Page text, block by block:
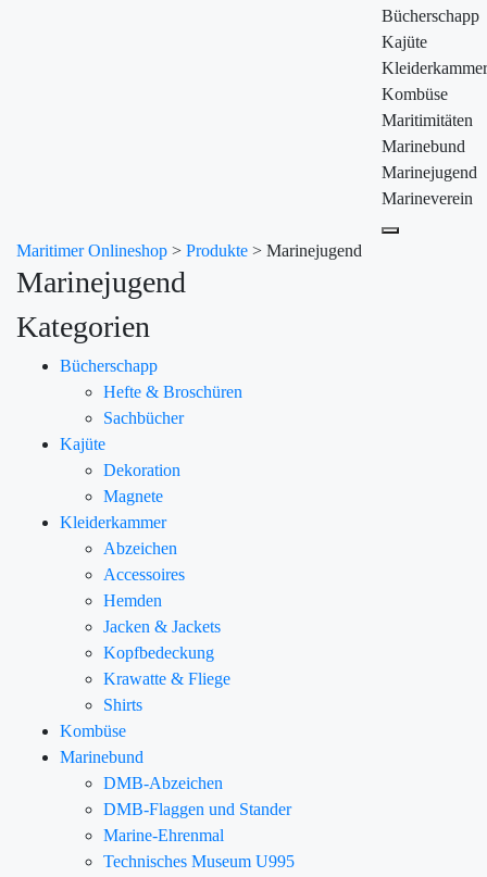
Bücherschapp
Kajüte
Kleiderkammer
Kombüse
Maritimitäten
Marinebund
Marinejugend
Marineverein
Maritimer Onlineshop > Produkte > Marinejugend
Marinejugend
Kategorien
Bücherschapp
Hefte & Broschüren
Sachbücher
Kajüte
Dekoration
Magnete
Kleiderkammer
Abzeichen
Accessoires
Hemden
Jacken & Jackets
Kopfbedeckung
Krawatte & Fliege
Shirts
Kombüse
Marinebund
DMB-Abzeichen
DMB-Flaggen und Stander
Marine-Ehrenmal
Technisches Museum U995